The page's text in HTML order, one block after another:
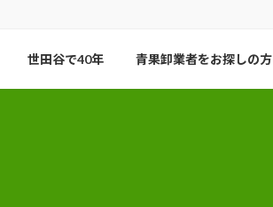
世田谷で40年 青果卸業者をお探しの方